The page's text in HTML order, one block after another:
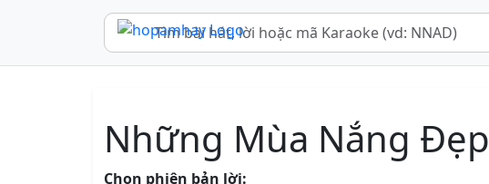
Những Mùa Nắng Đẹp
Chọn phiên bản lời: